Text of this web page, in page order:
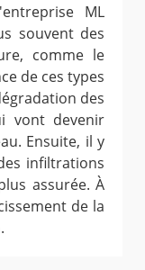
ML
souvent des
comme le
de ces types
des
vont devenir
Ensuite, il y
infiltrations
assurée. À
de la